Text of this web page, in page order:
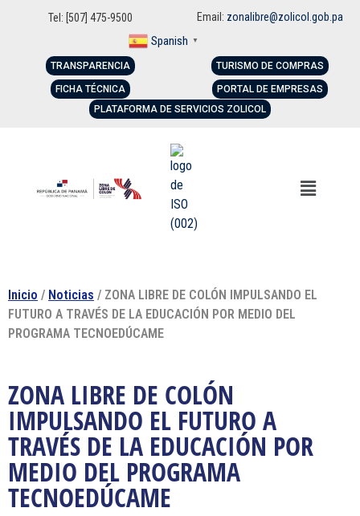
Tel: [507] 475-9500 Email: zonalibre@zolicol.gob.pa
Spanish ▼
TRANSPARENCIA
FICHA TÉCNICA
TURISMO DE COMPRAS
PORTAL DE EMPRESAS
PLATAFORMA DE SERVICIOS ZOLICOL
Inicio / Noticias / ZONA LIBRE DE COLÓN IMPULSANDO EL
FUTURO A TRAVÉS DE LA EDUCACIÓN POR MEDIO DEL
PROGRAMA TECNOEDÚCAME
ZONA LIBRE DE COLÓN
IMPULSANDO EL FUTURO A
TRAVÉS DE LA EDUCACIÓN POR
MEDIO DEL PROGRAMA
TECNOEDÚCAME